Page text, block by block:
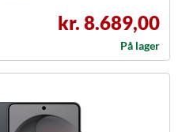
kr. 8.689,00
På lager